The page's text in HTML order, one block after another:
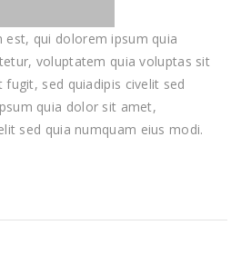
est, qui dolorem ipsum quia
voluptatem quia voluptas sit
sed quiadipis civelit sed
quia dolor sit amet,
sed quia numquam eius modi.